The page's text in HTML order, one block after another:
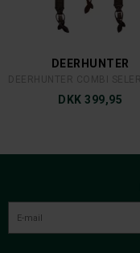
DEERHUNTER
DKK 399,95